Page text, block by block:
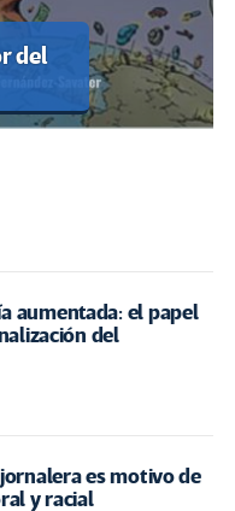
del
aumentada: el papel
del
es motivo de
y racial